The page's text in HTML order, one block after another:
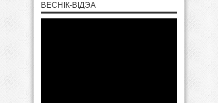
ВЕСНІК-ВІДЭА